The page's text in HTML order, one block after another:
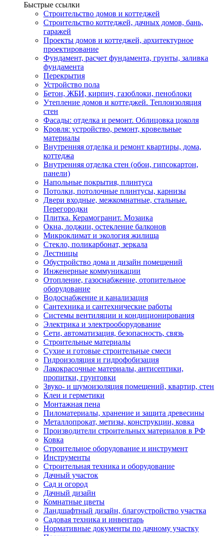
Быстрые ссылки
Строительство домов и коттеджей
Строительство коттеджей, дачных домов, бань,
гаражей
Проекты домов и коттеджей, архитектурное
проектирование
Фундамент, расчет фундамента, грунты, заливка
фундамента
Перекрытия
Устройство пола
Бетон, ЖБИ, кирпич, газоблоки, пеноблоки
Утепление домов и коттеджей. Теплоизоляция
стен
Фасады: отделка и ремонт. Облицовка цоколя
Кровля: устройство, ремонт, кровельные
материалы
Внутренняя отделка и ремонт квартиры, дома,
коттеджа
Внутренняя отделка стен (обои, гипсокартон,
панели)
Напольные покрытия, плинтуса
Потолки, потолочные плинтусы, карнизы
Двери входные, межкомнатные, стальные.
Перегородки
Плитка. Керамогранит. Мозаика
Окна, лоджии, остекление балконов
Микроклимат и экология жилища
Стекло, поликарбонат, зеркала
Лестницы
Обустройство дома и дизайн помещений
Инженерные коммуникации
Отопление, газоснабжение, отопительное
оборудование
Водоснабжение и канализация
Сантехника и сантехнические работы
Системы вентиляции и кондиционирования
Электрика и электрооборудование
Сети, автоматизация, безопасность, связь
Строительные материалы
Сухие и готовые строительные смеси
Гидроизоляция и гидрофобизация
Лакокрасочные материалы, антисептики,
пропитки, грунтовки
Звуко- и шумоизоляция помещений, квартир, стен
Клеи и герметики
Монтажная пена
Пиломатериалы, хранение и защита древесины
Металлопрокат, метизы, конструкции, ковка
Производители строительных материалов в РФ
Ковка
Строительное оборудование и инструмент
Инструменты
Строительная техника и оборудование
Дачный участок
Сад и огород
Дачный дизайн
Комнатные цветы
Ландшафтный дизайн, благоустройство участка
Садовая техника и инвентарь
Нормативные документы по дачному участку